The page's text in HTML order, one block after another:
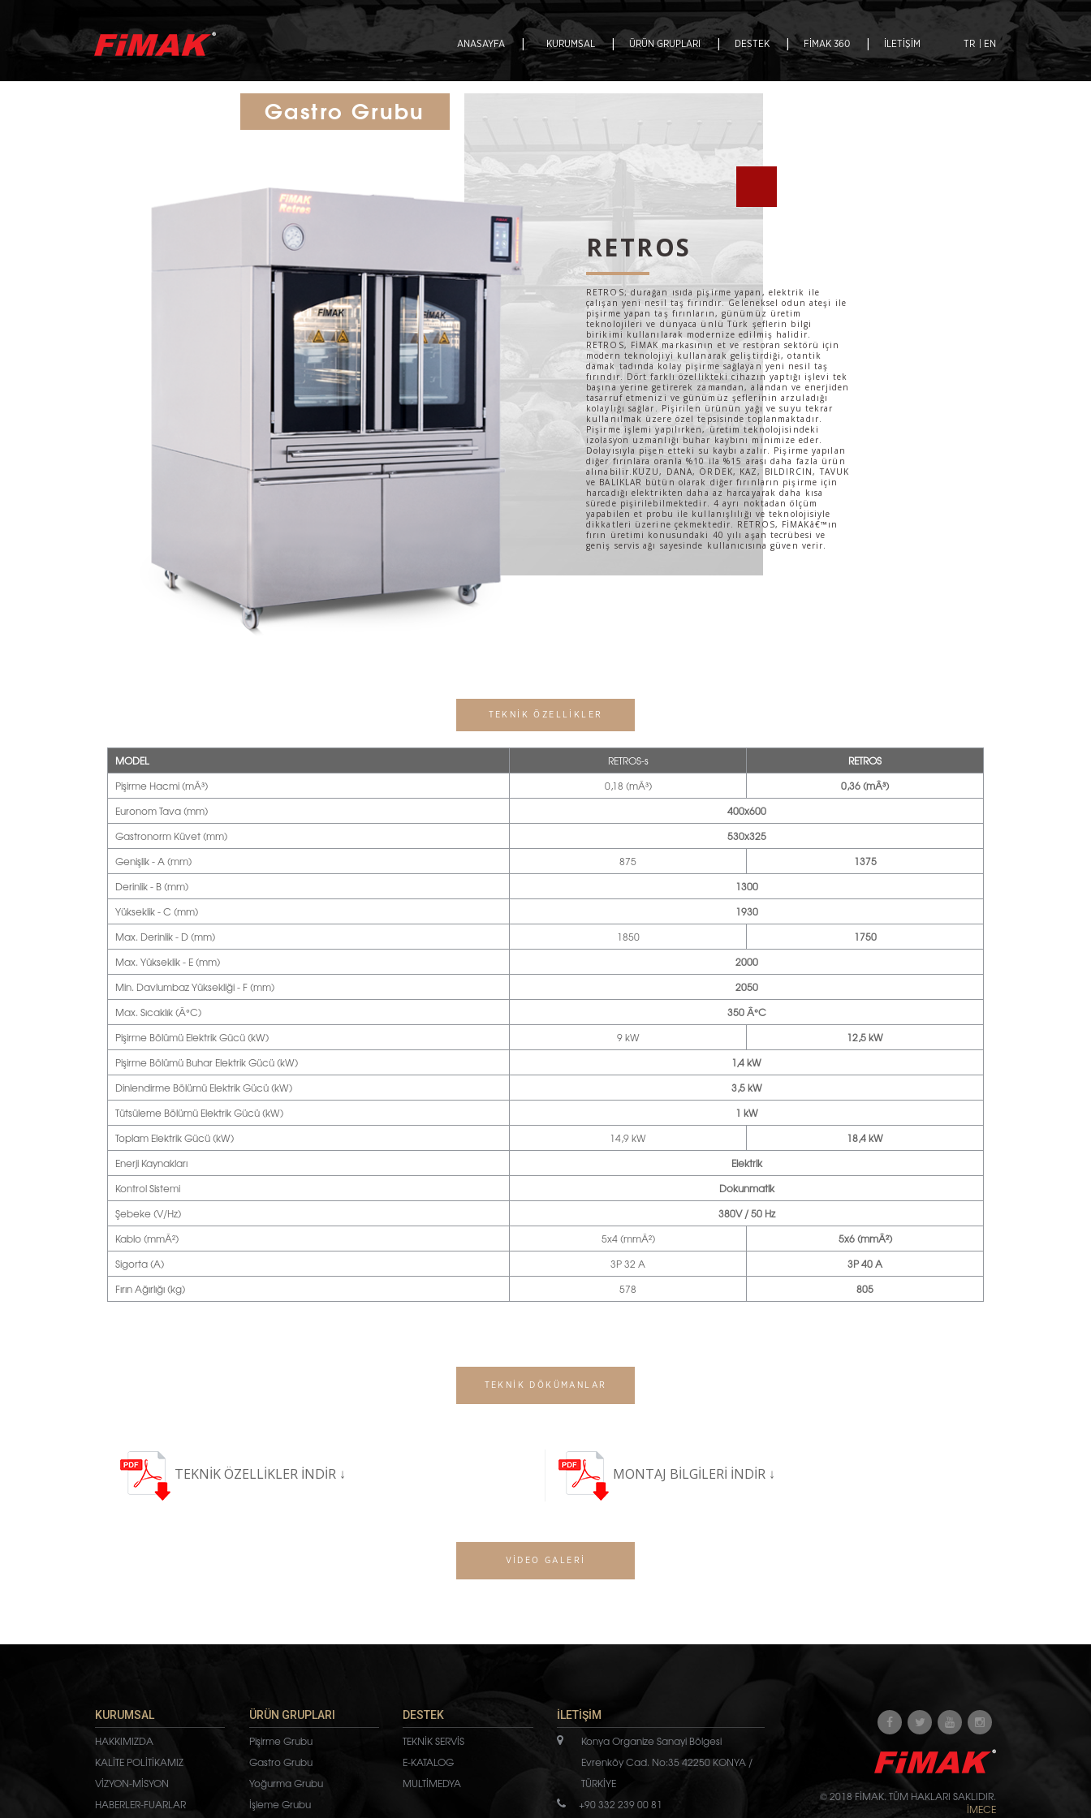
ANASAYFA | KURUMSAL | ÜRÜN GRUPLARI | DESTEK | FİMAK 360 | İLETİŞİM TR | EN
Gastro Grubu
RETROS
RETROS; durağan ısıda pişirme yapan, elektrik ile
çalışan yeni nesil taş fırındır. Geleneksel odun ateşi ile
pişirme yapan taş fırınların, günümüz üretim
teknolojileri ve dünyaca ünlü Türk şeflerin bilgi
birikimi kullanılarak modernize edilmiş halidir.
RETROS, FİMAK markasının et ve restoran sektörü için
modern teknolojiyi kullanarak geliştirdiği, otantik
damak tadında kolay pişirme sağlayan yeni nesil taş
fırındır. Dört farklı özellikteki cihazın yaptığı işlevi tek
başına yerine getirerek zamandan, alandan ve enerjiden
tasarruf etmenizi ve günümüz şeflerinin arzuladığı
kolaylığı sağlar. Pişirilen ürünün yağı ve suyu tekrar
kullanılmak üzere özel tepsisinde toplanmaktadır.
Pişirme işlemi yapılırken, üretim teknolojisindeki
izolasyon uzmanlığı buhar kaybını minimize eder.
Dolayısıyla pişen etteki su kaybı azalır. Pişirme yapılan
diğer fırınlara oranla %10 ila %15 arası daha fazla ürün
alınabilir.KUZU, DANA, ÖRDEK, KAZ, BILDIRCIN, TAVUK
ve BALIKLAR bütün olarak diğer fırınların pişirme için
harcadığı elektrikten daha az harcayarak daha kısa
sürede pişirilebilmektedir. 4 ayrı noktadan ölçüm
yapabilen et probu ile kullanışlılığı ve teknolojisiyle
dikkatleri üzerine çekmektedir. RETROS, FİMAKâ€™ın
fırın üretimi konusundaki 40 yılı aşan tecrübesi ve
geniş servis ağı sayesinde kullanıcısına güven verir.
TEKNİK ÖZELLİKLER
MODEL RETROS-s
RETROS
Pişirme Hacmi (mÂ³)
0,18 (mÂ³)
0,36 (mÂ³)
Euronom Tava (mm)
400x600
Gastronorm Küvet (mm)
530x325
Genişlik - A (mm)
875
1375
Derinlik - B (mm)
1300
Yükseklik - C (mm)
1930
Max. Derinlik - D (mm)
1850
1750
Max. Yükseklik - E (mm)
2000
Min. Davlumbaz Yüksekliği - F (mm)
2050
Max. Sıcaklık (Â°C)
350 Â°C
Pişirme Bölümü Elektrik Gücü (kW)
9 kW
12,5 kW
Pişirme Bölümü Buhar Elektrik Gücü (kW)
1,4 kW
Dinlendirme Bölümü Elektrik Gücü (kW)
3,5 kW
Tütsüleme Bölümü Elektrik Gücü (kW)
1 kW
Toplam Elektrik Gücü (kW)
14,9 kW
18,4 kW
Enerji Kaynakları
Elektrik
Kontrol Sistemi
Dokunmatik
Şebeke (V/Hz)
380V / 50 Hz
Kablo (mmÂ²)
5x4 (mmÂ²)
5x6 (mmÂ²)
Sigorta (A)
3P 32 A
3P 40 A
Fırın Ağırlığı (kg)
578 805
TEKNİK DÖKÜMANLAR
TEKNİK ÖZELLİKLER İNDİR ↓ MONTAJ BİLGİLERİ İNDİR ↓
VİDEO GALERİ
KURUMSAL
HAKKIMIZDA
KALİTE POLİTİKAMIZ
VİZYON-MİSYON
HABERLER-FUARLAR
ÜRÜN GRUPLARI
Pişirme Grubu
Gastro Grubu
Yoğurma Grubu
İşleme Grubu
DESTEK
TEKNİK SERVİS
E-KATALOG
MULTİMEDYA
İLETİŞİM
Konya Organize Sanayi Bölgesi
Evrenköy Cad. No:35 42250 KONYA /
TÜRKİYE
+90 332 239 00 81
© 2018 FİMAK. TÜM HAKLARI SAKLIDIR.
İMECE